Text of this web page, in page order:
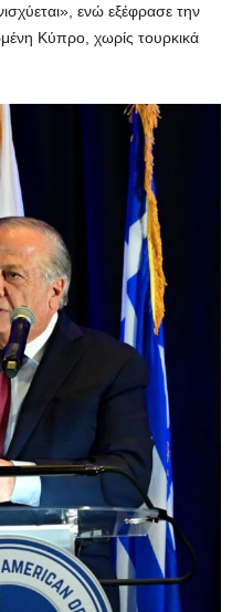
ενώ εξέφρασε την
Κύπρο, χωρίς τουρκικά